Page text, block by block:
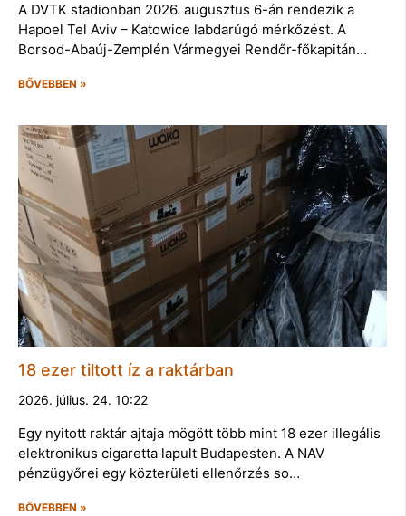
A DVTK stadionban 2026. augusztus 6-án rendezik a
Hapoel Tel Aviv – Katowice labdarúgó mérkőzést. A
Borsod-Abaúj-Zemplén Vármegyei Rendőr-főkapitán…
BŐVEBBEN »
18 ezer tiltott íz a raktárban
2026. július. 24. 10:22
Egy nyitott raktár ajtaja mögött több mint 18 ezer illegális
elektronikus cigaretta lapult Budapesten. A NAV
pénzügyőrei egy közterületi ellenőrzés so…
BŐVEBBEN »